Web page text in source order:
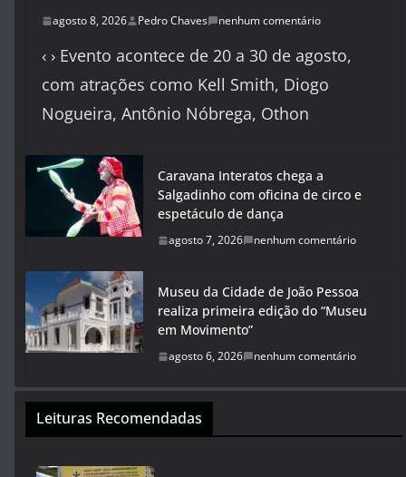
agosto 8, 2026 Pedro Chaves nenhum comentário
‹ › Evento acontece de 20 a 30 de agosto,
com atrações como Kell Smith, Diogo
Nogueira, Antônio Nóbrega, Othon
Caravana Interatos chega a
Salgadinho com oficina de circo e
espetáculo de dança
agosto 7, 2026 nenhum comentário
Museu da Cidade de João Pessoa
realiza primeira edição do “Museu
em Movimento”
agosto 6, 2026 nenhum comentário
Leituras Recomendadas